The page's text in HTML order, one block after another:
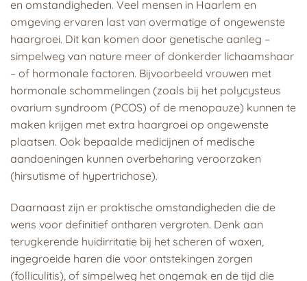
en omstandigheden. Veel mensen in Haarlem en
omgeving ervaren last van overmatige of ongewenste
haargroei. Dit kan komen door genetische aanleg –
simpelweg van nature meer of donkerder lichaamshaar
– of hormonale factoren. Bijvoorbeeld vrouwen met
hormonale schommelingen (zoals bij het polycysteus
ovarium syndroom (PCOS) of de menopauze) kunnen te
maken krijgen met extra haargroei op ongewenste
plaatsen. Ook bepaalde medicijnen of medische
aandoeningen kunnen overbeharing veroorzaken
(hirsutisme of hypertrichose).
Daarnaast zijn er praktische omstandigheden die de
wens voor definitief ontharen vergroten. Denk aan
terugkerende huidirritatie bij het scheren of waxen,
ingegroeide haren die voor ontstekingen zorgen
(folliculitis), of simpelweg het ongemak en de tijd die